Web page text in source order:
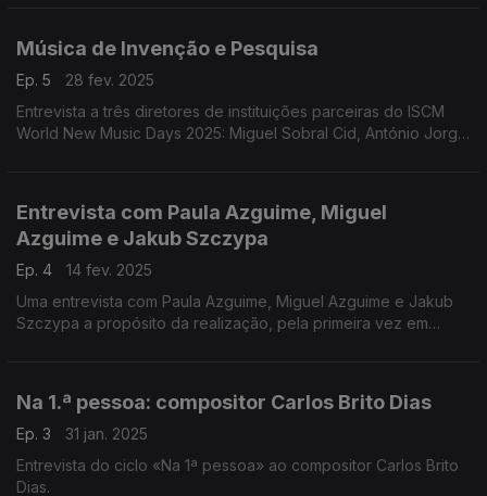
Música de Invenção e Pesquisa
Ep. 5
28 fev. 2025
Entrevista a três diretores de instituições parceiras do ISCM
World New Music Days 2025: Miguel Sobral Cid, António Jorge
Entrevista com Paula Azguime, Miguel
Azguime e Jakub Szczypa
Ep. 4
14 fev. 2025
Uma entrevista com Paula Azguime, Miguel Azguime e Jakub
Szczypa a propósito da realização, pela primeira vez em
Na 1.ª pessoa: compositor Carlos Brito Dias
Ep. 3
31 jan. 2025
Entrevista do ciclo «Na 1ª pessoa» ao compositor Carlos Brito
Dias.